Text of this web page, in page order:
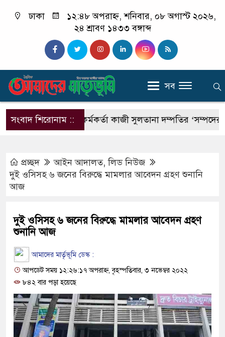
ঢাকা
১২:৪৮ অপরাহ্ন, শনিবার, ০৮ অগাস্ট ২০২৬,
২৪ শ্রাবণ ১৪৩৩ বঙ্গাব্দ
সব
সংবাদ শিরোনাম ::
কাস্টমস কর্মকর্তা কাজী সুলতানা দম্পতির ‘সম্পদের
প্রচ্ছদ আইন আদালত,লিড নিউজ
দুই ওসিসহ ৬ জনের বিরুদ্ধে মামলার আবেদন গ্রহণ শুনানি
আজ
দুই ওসিসহ ৬ জনের বিরুদ্ধে মামলার আবেদন গ্রহণ
শুনানি আজ
আমাদের মার্তৃভূমি ডেস্ক :
আপডেট সময় ১২:২৬:১৭ অপরাহ্ন, বৃহস্পতিবার, ৩ নভেম্বর ২০২২
৮৪২ বার পড়া হয়েছে